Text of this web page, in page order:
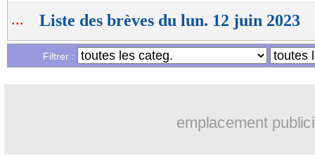
... Liste des brèves du lun. 12 juin 2023
Filtrer :
emplacement